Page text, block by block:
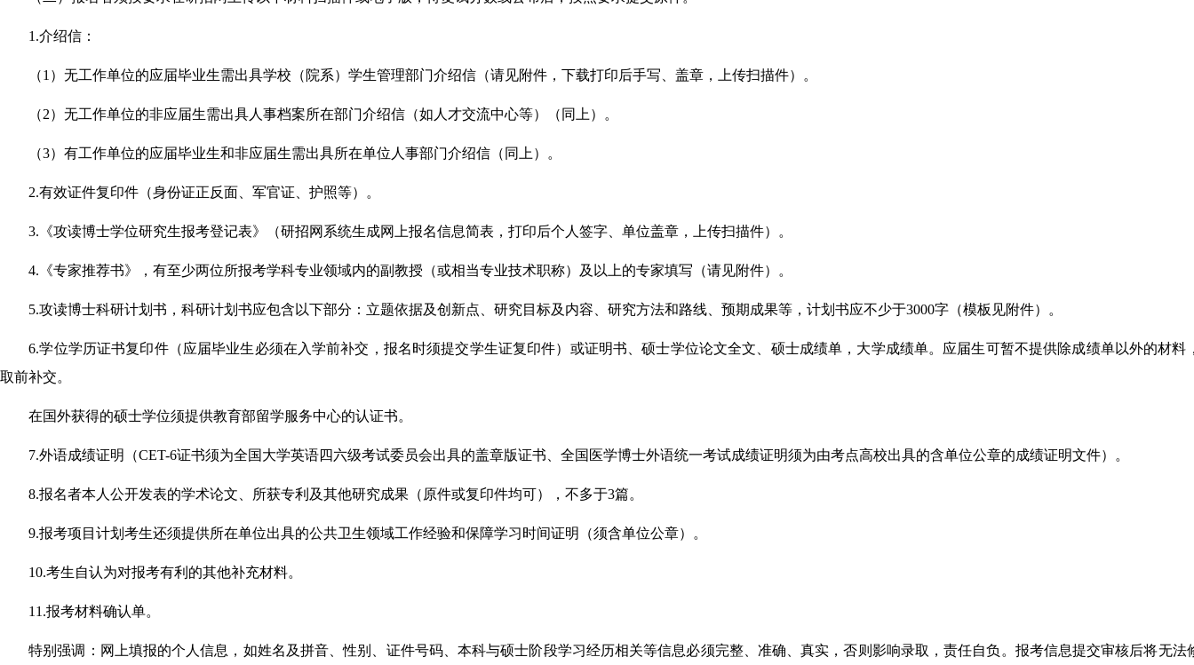
1.介绍信：
（1）无工作单位的应届毕业生需出具学校（院系）学生管理部门介绍信（请见附件，下载打印后手写、盖章，上传扫描件）。
（2）无工作单位的非应届生需出具人事档案所在部门介绍信（如人才交流中心等）（同上）。
（3）有工作单位的应届毕业生和非应届生需出具所在单位人事部门介绍信（同上）。
2.有效证件复印件（身份证正反面、军官证、护照等）。
3. 《攻读博士学位研究生报考登记表》（研招网系统生成网上报名信息简表，打印后个人签字、单位盖章，上传扫描件）。
4. 《专家推荐书》，有至少两位所报考学科专业领域内的副教授（或相当专业技术职称）及以上的专家填写（请见附件）。
5.攻读博士科研计划书，科研计划书应包含以下部分：立题依据及创新点、研究目标及内容、研究方法和路线、预期成果等，计划书应不少于3000字（模板见附件）。
6.学位学历证书复印件（应届毕业生必须在入学前补交，报名时须提交学生证复印件）或证明书、硕士学位论文全文、硕士成绩单，大学成绩单。应届生可暂不提供除成绩单以外的材料
取前补交。
在国外获得的硕士学位须提供教育部留学服务中心的认证书。
7.外语成绩证明（CET-6证书须为全国大学英语四六级考试委员会出具的盖章版证书、全国医学博士外语统一考试成绩证明须为由考点高校出具的含单位公章的成绩证明文件）。
8.报名者本人公开发表的学术论文、所获专利及其他研究成果（原件或复印件均可），不多于3篇。
9.报考项目计划考生还须提供所在单位出具的公共卫生领域工作经验和保障学习时间证明（须含单位公章）。
10.考生自认为对报考有利的其他补充材料。
11.报考材料确认单。
特别强调：网上填报的个人信息，如姓名及拼音、性别、证件号码、本科与硕士阶段学习经历相关等信息必须完整、准确、真实，否则影响录取，责任自负。报考信息提交审核后将无法